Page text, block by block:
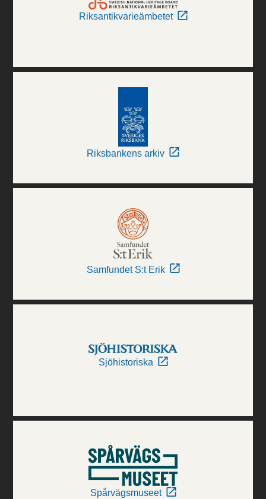
Riksantikvarieämbetet
Riksbankens arkiv
Samfundet S:t Erik
Sjöhistoriska
Spårvägsmuseet